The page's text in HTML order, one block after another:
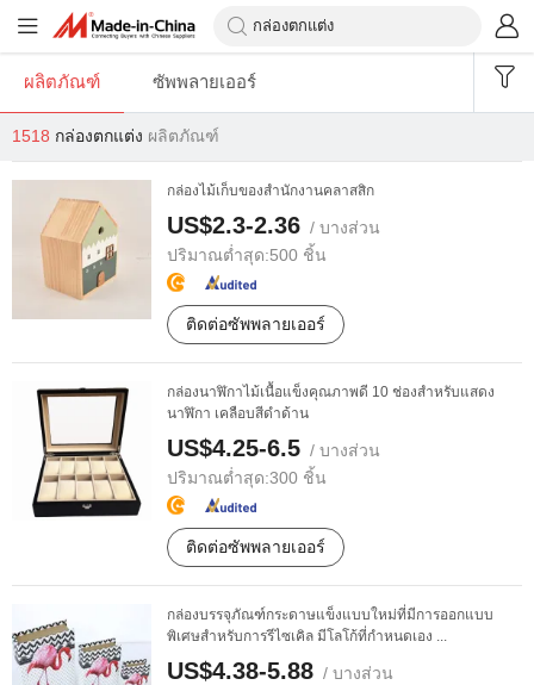
ผลิตภัณฑ์ ซัพพลายเออร์
1518 กล่องตกแต่ง ผลิตภัณฑ์
กล่องไม้เก็บของสำนักงานคลาสสิก
US$2.3-2.36 / บางส่วน
ปริมาณต่ำสุด:500 ชิ้น
ติดต่อซัพพลายเออร์
กล่องนาฬิกาไม้เนื้อแข็งคุณภาพดี 10 ช่องสำหรับแสดง
นาฬิกา เคลือบสีดำด้าน
US$4.25-6.5 / บางส่วน
ปริมาณต่ำสุด:300 ชิ้น
ติดต่อซัพพลายเออร์
กล่องบรรจุภัณฑ์กระดาษแข็งแบบใหม่ที่มีการออกแบบ
พิเศษสำหรับการรีไซเคิล มีโลโก้ที่กำหนดเอง ...
US$4.38-5.88 / บางส่วน